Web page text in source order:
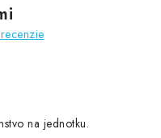
na jednotku.